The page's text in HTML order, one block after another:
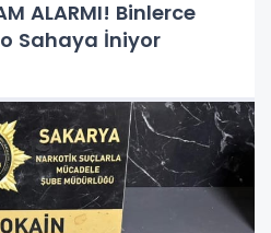
ALARMI! Binlerce
Sahaya İniyor